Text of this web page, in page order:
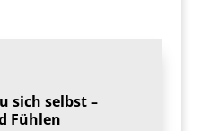
sich selbst –
Fühlen